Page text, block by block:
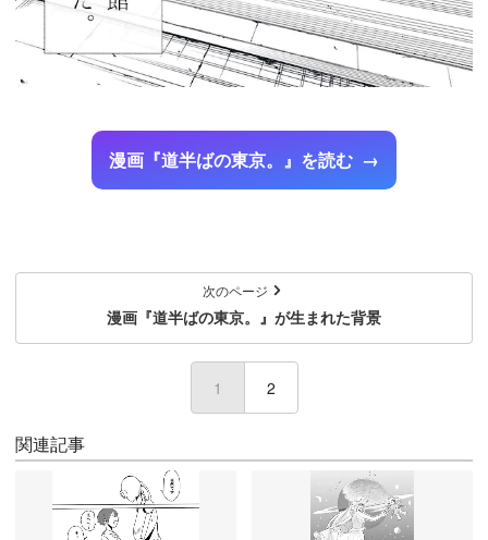
漫画『道半ばの東京。』を読む
次のページ
漫画『道半ばの東京。』が生まれた背景
1 (current)
2
関連記事